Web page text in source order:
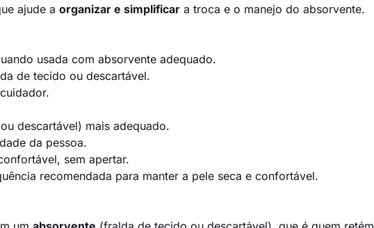
ajude a organizar e simplificar a troca e o manejo do absorvente.
usada com absorvente adequado.
de tecido ou descartável.
descartável) mais adequado.
da pessoa.
sem apertar.
recomendada para manter a pele seca e confortável.